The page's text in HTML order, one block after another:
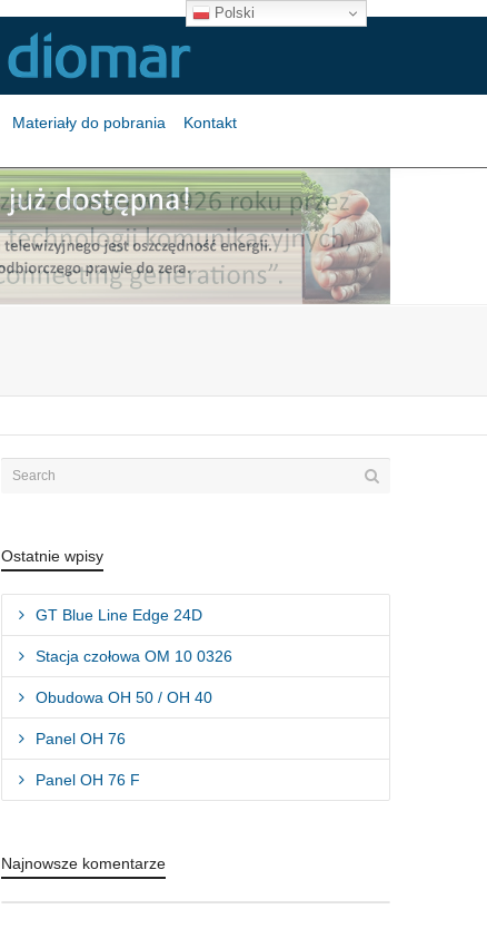
Materiały do pobrania Kontakt
Ostatnie wpisy
GT Blue Line Edge 24D
Stacja czołowa OM 10 0326
Obudowa OH 50 / OH 40
Panel OH 76
Panel OH 76 F
Najnowsze komentarze
Polski